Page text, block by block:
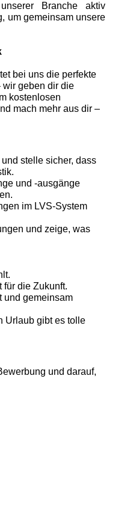
Branche aktiv
um gemeinsam unsere
bei uns die perfekte
wir geben dir die
kostenlosen
mach mehr aus dir –
stelle sicher, dass
und -ausgänge
im LVS-System
und zeige, was
für die Zukunft.
und gemeinsam
Urlaub gibt es tolle
und darauf,